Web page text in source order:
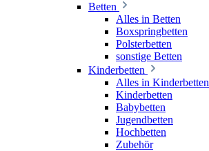
Betten
Alles in Betten
Boxspringbetten
Polsterbetten
sonstige Betten
Kinderbetten
Alles in Kinderbetten
Kinderbetten
Babybetten
Jugendbetten
Hochbetten
Zubehör